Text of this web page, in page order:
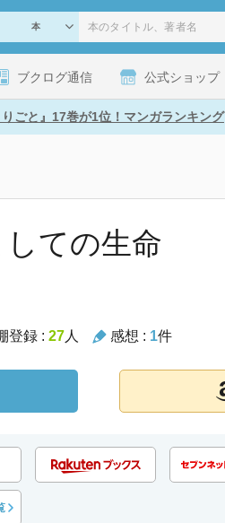
ブクログ通信 公式ショップ
ごと』17巻が1位！マンガランキング
ての生命
登録 : 27人 感想 : 1件